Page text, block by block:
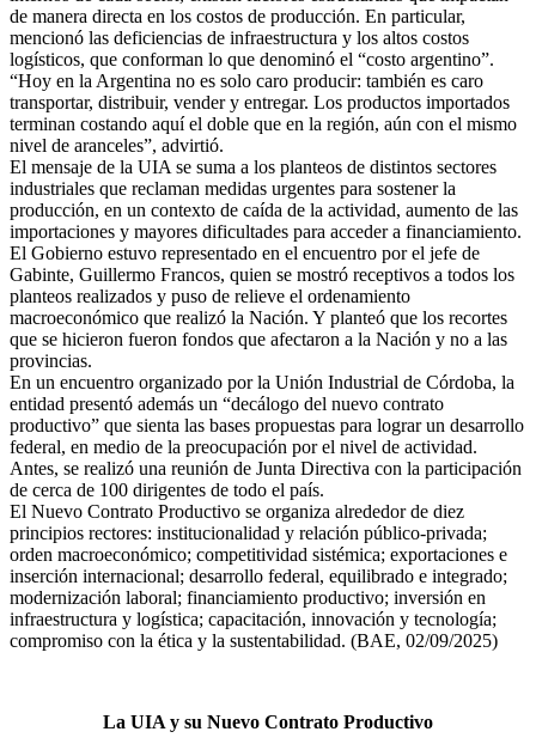
de manera directa en los costos de producción. En particular,
mencionó las deficiencias de infraestructura y los altos costos
logísticos, que conforman lo que denominó el “costo argentino”.
“Hoy en la Argentina no es solo caro producir: también es caro
transportar, distribuir, vender y entregar. Los productos importados
terminan costando aquí el doble que en la región, aún con el mismo
nivel de aranceles”, advirtió.
El mensaje de la UIA se suma a los planteos de distintos sectores
industriales que reclaman medidas urgentes para sostener la
producción, en un contexto de caída de la actividad, aumento de las
importaciones y mayores dificultades para acceder a financiamiento.
El Gobierno estuvo representado en el encuentro por el jefe de
Gabinte, Guillermo Francos, quien se mostró receptivos a todos los
planteos realizados y puso de relieve el ordenamiento
macroeconómico que realizó la Nación. Y planteó que los recortes
que se hicieron fueron fondos que afectaron a la Nación y no a las
provincias.
En un encuentro organizado por la Unión Industrial de Córdoba, la
entidad presentó además un “decálogo del nuevo contrato
productivo” que sienta las bases propuestas para lograr un desarrollo
federal, en medio de la preocupación por el nivel de actividad.
Antes, se realizó una reunión de Junta Directiva con la participación
de cerca de 100 dirigentes de todo el país.
El Nuevo Contrato Productivo se organiza alrededor de diez
principios rectores: institucionalidad y relación público-privada;
orden macroeconómico; competitividad sistémica; exportaciones e
inserción internacional; desarrollo federal, equilibrado e integrado;
modernización laboral; financiamiento productivo; inversión en
infraestructura y logística; capacitación, innovación y tecnología;
compromiso con la ética y la sustentabilidad. (BAE, 02/09/2025)
La UIA y su Nuevo Contrato Productivo